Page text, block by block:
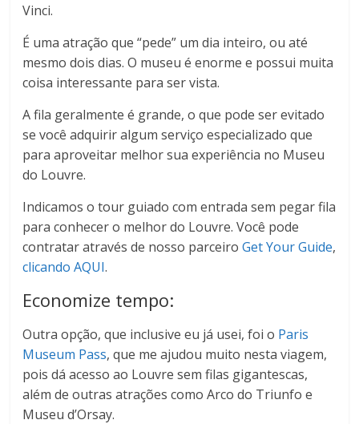
Vinci.
É uma atração que “pede” um dia inteiro, ou até
mesmo dois dias. O museu é enorme e possui muita
coisa interessante para ser vista.
A fila geralmente é grande, o que pode ser evitado
se você adquirir algum serviço especializado que
para aproveitar melhor sua experiência no Museu
do Louvre.
Indicamos o tour guiado com entrada sem pegar fila
para conhecer o melhor do Louvre. Você pode
contratar através de nosso parceiroGet Your Guide,
clicando AQUI.
Economize tempo:
Outra opção, que inclusive eu já usei, foi o Paris
Museum Pass, que me ajudou muito nesta viagem,
pois dá acesso ao Louvre sem filas gigantescas,
além de outras atrações como Arco do Triunfo e
Museu d’Orsay.